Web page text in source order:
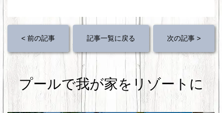
c
e
b
o
o
tt
er
er
st
e
< 前の記事 記事一覧に戻る 次の記事 >
プールで我が家をリゾートに